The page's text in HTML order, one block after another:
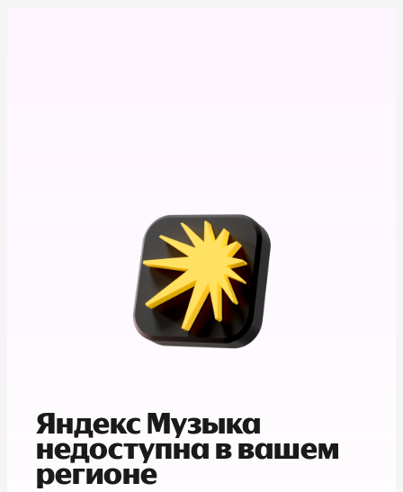
Яндекс Музыка
недоступна в вашем
регионе